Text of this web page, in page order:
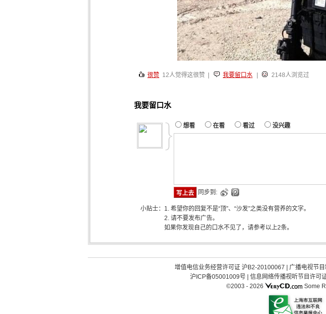
很赞 12人觉得这很赞 | 我要留口水 2148人浏览过
我要留口水
想看 在看 看过 没兴趣
同步到:
小贴士： 1. 希望你的回复不是“顶”、“沙发”之类没有营养的文字。
2. 请不要发布广告。
如果你发现自己的口水不见了，请参考以上2条。
增值电信业务经营许可证 沪B2-20100067 | 广播电视节
沪ICP备05001009号| 信息网络传播视听节目许可
©2003 - 2026 Some